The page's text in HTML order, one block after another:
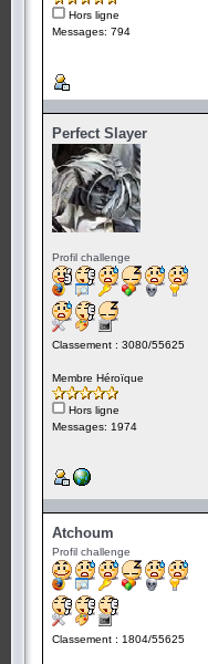
Hors ligne
Messages: 794
Perfect Slayer
Profil challenge
Classement : 3080/55625
Membre Héroïque
Hors ligne
Messages: 1974
Atchoum
Profil challenge
Classement : 1804/55625